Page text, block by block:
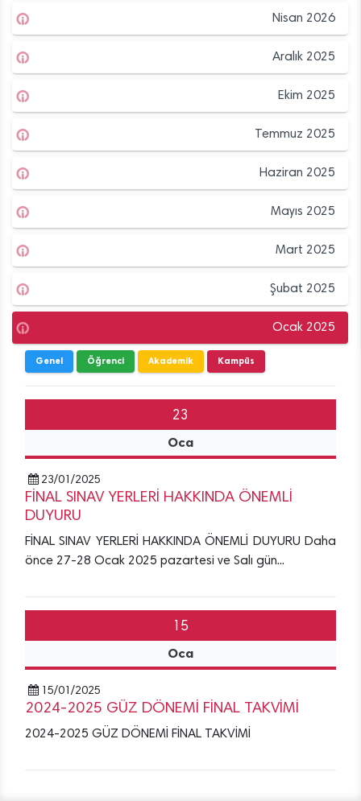
Nisan 2026
Aralık 2025
Ekim 2025
Temmuz 2025
Haziran 2025
Mayıs 2025
Mart 2025
Şubat 2025
Ocak 2025
Genel Öğrenci Akademik Kampüs
23
Oca
23/01/2025
FİNAL SINAV YERLERİ HAKKINDA ÖNEMLİ
DUYURU
FİNAL SINAV YERLERİ HAKKINDA ÖNEMLİ DUYURU Daha
önce 27-28 Ocak 2025 pazartesi ve Salı gün...
15
Oca
15/01/2025
2024-2025 GÜZ DÖNEMİ FİNAL TAKVİMİ
2024-2025 GÜZ DÖNEMİ FİNAL TAKVİMİ